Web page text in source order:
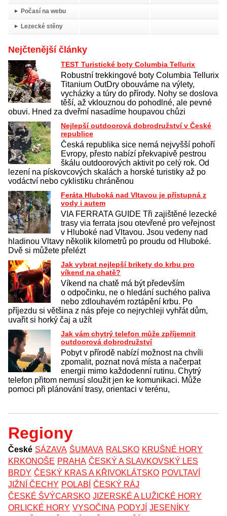
Počasí na webu
Lezecké stěny
Nejčtenější články
TEST Turistické boty Columbia Tellurix
Robustní trekkingové boty Columbia Tellurix
Titanium OutDry obouváme na výlety,
vycházky a túry do přírody. Nohy se doslova
těší, až vklouznou do pohodlné, ale pevné
obuvi. Hned za dveřmí nasadíme houpavou chůzi
Nejlepší outdoorová dobrodružství v České
republice
Česká republika sice nemá nejvyšší pohoří
Evropy, přesto nabízí překvapivě pestrou
škálu outdoorových aktivit po celý rok. Od
lezení na pískovcových skalách a horské turistiky až po
vodáctví nebo cyklistiku chráněnou
Feráta Hluboká nad Vltavou je přístupná z
vody i autem
VIA FERRATA GUIDE Tři zajištěné lezecké
trasy via ferrata jsou otevřené pro veřejnost
v Hluboké nad Vltavou. Jsou vedeny nad
hladinou Vltavy několik kilometrů po proudu od Hluboké.
Dvě si můžete přelézt
Jak vybrat nejlepší brikety do krbu pro
víkend na chatě?
Víkend na chatě má být především
o odpočinku, ne o hledání suchého paliva
nebo zdlouhavém roztápění krbu. Po
příjezdu si většina z nás přeje co nejrychleji vyhřát dům,
uvařit si horký čaj a užít
Jak vám chytrý telefon může zpříjemnit
outdoorová dobrodružství
Pobyt v přírodě nabízí možnost na chvíli
zpomalit, poznat nová místa a načerpat
energii mimo každodenní rutinu. Chytrý
telefon přitom nemusí sloužit jen ke komunikaci. Může
pomoci při plánování trasy, orientaci v terénu,
Regiony
České SÁZAVA ŠUMAVA RALSKO KRUŠNÉ HORY
KRKONOŠE PRAHA ČESKÝ A SLAVKOVSKÝ LES
BRDY ČESKÝ KRAS A KŘIVOKLÁTSKO POVLTAVÍ
JIŽNÍ ČECHY POLABÍ ČESKÝ RÁJ
ČESKÉ ŠVÝCARSKO JIZERSKÉ A LUŽICKÉ HORY
ORLICKÉ HORY VYSOČINA PODYJÍ JESENÍKY